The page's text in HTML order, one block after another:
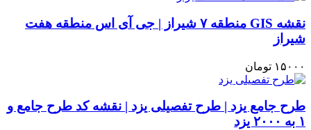
نقشه GIS منطقه ۷ شیراز | جی آی اس منطقه هفت
شیراز
۱۵۰۰۰ تومان
طرح جامع یزد | طرح تفصیلی یزد | نقشه کد طرح جامع و
۱ به ۲۰۰۰ یزد